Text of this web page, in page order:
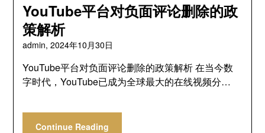
YouTube平台对负面评论删除的政
策解析
admin,2024年10月30日
YouTube平台对负面评论删除的政策解析 在当今数
字时代，YouTube已成为全球最大的在线视频分…
Continue Reading